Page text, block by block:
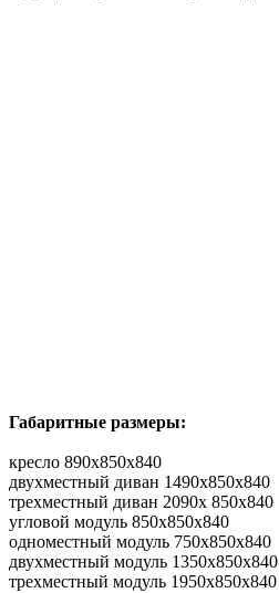
Габаритные размеры:
кресло 890x850x840
двухместный диван 1490x850x840
трехместный диван 2090x 850x840
угловой модуль 850x850x840
одноместный модуль 750x850x840
двухместный модуль 1350x850x840
трехместный модуль 1950x850x840